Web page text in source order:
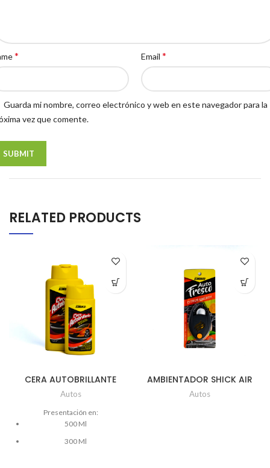
* Email *
Guarda mi nombre, correo electrónico y web en este navegador para la
vez que comente.
RELATED PRODUCTS
CERA AUTOBRILLANTE
SIMONIZ
Autos
Presentación en:
500 Ml
300 Ml
AMBIENTADOR SHICK AIR
STYLE Ud x 4.5 ml
Autos